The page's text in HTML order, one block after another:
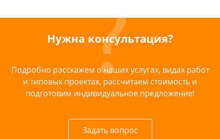
Нужна консультация?
Подробно расскажем о наших услугах, видах работ
и типовых проектах, рассчитаем стоимость и
подготовим индивидуальное предложение!
Задать вопрос